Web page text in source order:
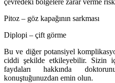
çevredeki bölgelere zarar verme
Pitoz – göz kapağının sarkması
Diplopi – çift görme
Bu ve diğer potansiyel
ciddi şekilde etkileyebilir. Sizin
faydaları hakkında
konuştuğunuzdan emin olun.